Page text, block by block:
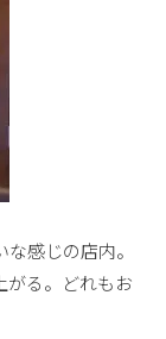
感じの店内。
がる。どれもお